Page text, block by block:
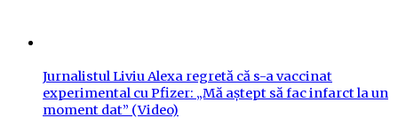
Jurnalistul Liviu Alexa regretă că s-a vaccinat
experimental cu Pfizer: „Mă aștept să fac infarct la un
moment dat” (Video)